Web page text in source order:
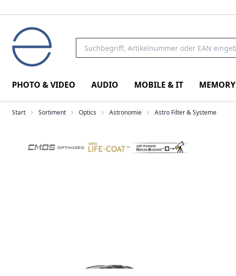
PHOTO & VIDEO AUDIO MOBILE & IT MEMORY
Start Sortiment Optics Astronomie Astro Filter & Systeme